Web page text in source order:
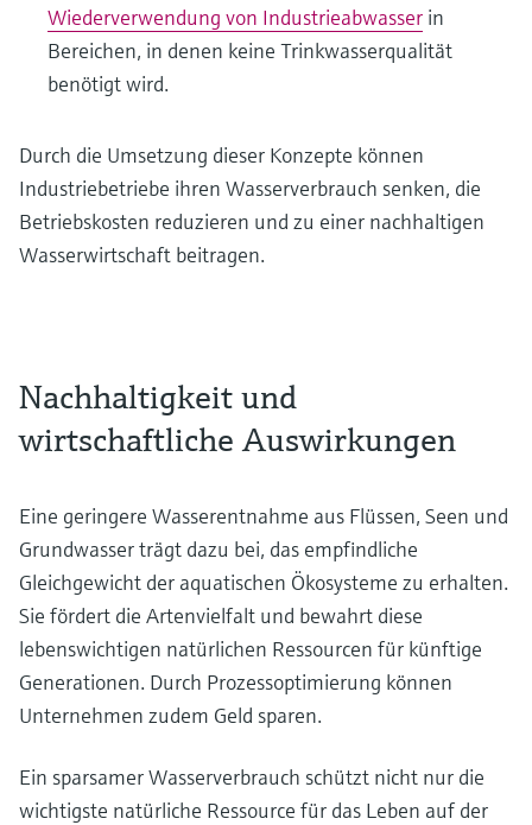
Wiederverwendung von Industrieabwasser in
Bereichen, in denen keine Trinkwasserqualität
benötigt wird.
Durch die Umsetzung dieser Konzepte können
Industriebetriebe ihren Wasserverbrauch senken, die
Betriebskosten reduzieren und zu einer nachhaltigen
Wasserwirtschaft beitragen.
Nachhaltigkeit und
wirtschaftliche Auswirkungen
Eine geringere Wasserentnahme aus Flüssen, Seen und
Grundwasser trägt dazu bei, das empfindliche
Gleichgewicht der aquatischen Ökosysteme zu erhalten.
Sie fördert die Artenvielfalt und bewahrt diese
lebenswichtigen natürlichen Ressourcen für künftige
Generationen. Durch Prozessoptimierung können
Unternehmen zudem Geld sparen.
Ein sparsamer Wasserverbrauch schützt nicht nur die
wichtigste natürliche Ressource für das Leben auf der